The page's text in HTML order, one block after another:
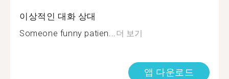
이상적인 대화 상대
Someone funny patien... 더 보기
앱 다운로드